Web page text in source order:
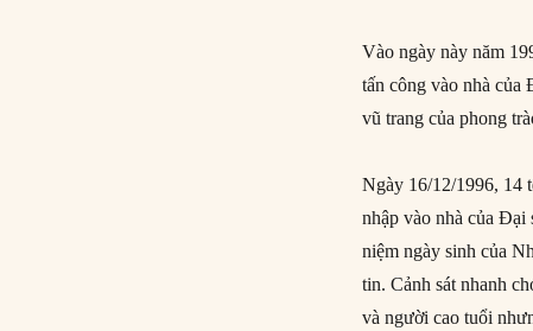
Vào ngày này năm
tấn công vào nhà
vũ trang của phong
Ngày 16/12/1996, 14
nhập vào nhà của
niệm ngày sinh của
tin. Cảnh sát nhanh
và người cao tuổi